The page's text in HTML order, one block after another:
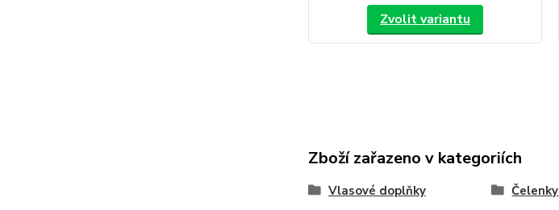
Zvolit variantu
Zboží zařazeno v kategoriích
Vlasové doplňky Čelenky